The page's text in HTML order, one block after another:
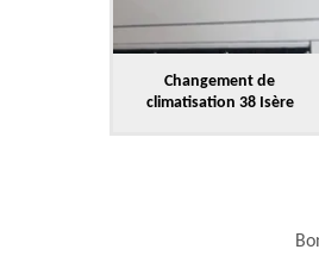
Changement de
climatisation 38 Isère